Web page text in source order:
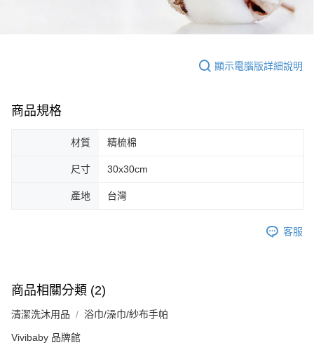
顯示電腦版詳細說明
商品規格
材質 精梳棉
尺寸 30x30cm
產地 台灣
客服
商品相關分類 (2)
清潔洗沐用品 浴巾/澡巾/紗布手帕
Vivibaby 品牌館